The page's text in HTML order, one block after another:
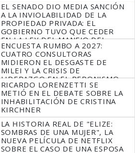
EL SENADO DIO MEDIA SANCIÓN
A LA INVIOLABILIDAD DE LA
PROPIEDAD PRIVADA: EL
GOBIERNO TUVO QUE CEDER
EN LA LEY DEL MANEJO DEL
FUEGO
ENCUESTA RUMBO A 2027:
CUATRO CONSULTORAS
MIDIERON EL DESGASTE DE
MILEI Y LA CRISIS DE
LIDERAZGO EN EL PERONISMO
RICARDO LORENZETTI SE
METIÓ EN EL DEBATE SOBRE LA
INHABILITACIÓN DE CRISTINA
KIRCHNER
LA HISTORIA REAL DE "ELIZE:
SOMBRAS DE UNA MUJER", LA
NUEVA PELÍCULA DE NETFLIX
SOBRE EL CASO DE UNA ESPOSA